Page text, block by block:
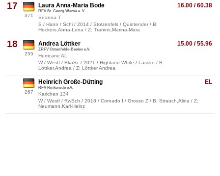
17
371
16.00 / 60.38
Laura Anna-Maria Bode
RFV St. Georg Werne e. V.
Seanna T
S / Hann / Schi / 2014 / Stolzenfels / Quintender / B:
Heckers,Anna-Lena / Z: Tranins,Marina-Mara
18
255
15.00 / 55.96
Andrea Löttker
ZRFV Ostenfelde-Beelen e.V.
Hurricane AL
W / Westf / BkaSc / 2021 / Highland White / Lassito / B:
Löttker,Andrea / Z: Löttker,Andrea
267
EL
Heinrich Große-Dütting
RFV Rinkerode e.V.
Karlchen 134
W / Westf / RwSch / 2018 / Cornado I / Grosso Z / B: Strauch,Alina / Z:
Neumann,Karl-Heinz